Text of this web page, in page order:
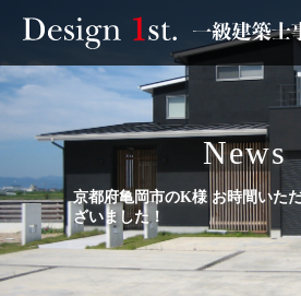
モニター
施工実績・施工事例
リフォーム
News
京都府亀岡市のK様 お時間いた
ざいました！